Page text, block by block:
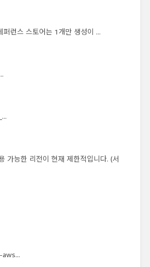
런스 스토어는 1개만 생성이 ...
가능한 리전이 현재 제한적입니다. (서